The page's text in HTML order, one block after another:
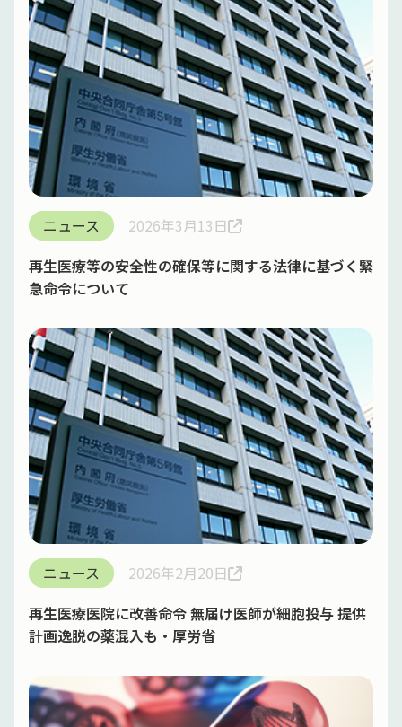
ニュース
2026年3月13日
再生医療等の安全性の確保等に関する法律に基づく緊
急命令について
ニュース
2026年2月20日
再生医療医院に改善命令 無届け医師が細胞投与 提供
計画逸脱の薬混入も・厚労省